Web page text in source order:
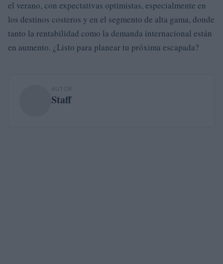
el verano, con expectativas optimistas, especialmente en
los destinos costeros y en el segmento de alta gama, donde
tanto la rentabilidad como la demanda internacional están
en aumento. ¿Listo para planear tu próxima escapada?
AUTOR
Staff